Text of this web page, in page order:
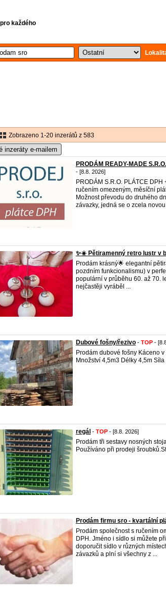
každého
Zobrazeno 1-20 inzerátů z 583
inzeráty e-mailem
PRODÁM READY-MADE
- [8.8. 2026]
PRODÁM S.R.O. PLÁTCE
ručením omezeným, měsíční
Možnost převodu do druhého
závazky, jedná se o zcela novou
✨☀️ Pětiramenný retro lustr v
Prodám krásný🌟 elegantní
pozdním funkcionalismu) v
populární v průběhu 60. až 70.
nejčastěji vyráběl ...
Dubové fošny/řezivo - TOP -
Prodám dubové fošny Káceno
Množství 4,5m3 Délky 4,5m
regál - TOP - [8.8. 2026]
Prodám tři sestavy nosných
Používáno při prodeji
Prodám firmu sro - kvartální
Prodám společnost s ručením
DPH. Jméno i sídlo si můžete
doporučit sídlo v různých
závazků a plní si všechny z ...